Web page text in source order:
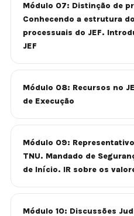
Módulo 07: Distinção de
Conhecendo a estrutura
processuais do JEF.
JEF
Módulo 08: Recursos no
de Execução
Módulo 09:
TNU. Mandado de
de Início. IR sobre os
Módulo 10: Discussões